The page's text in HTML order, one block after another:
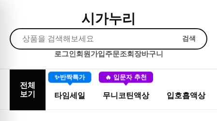
시가누리
검색
로그인회원가입주문조회장바구니
전체
보기
✨반짝특가
타임세일
🔥 입문자 추천
무니코틴액상 입호흡액상